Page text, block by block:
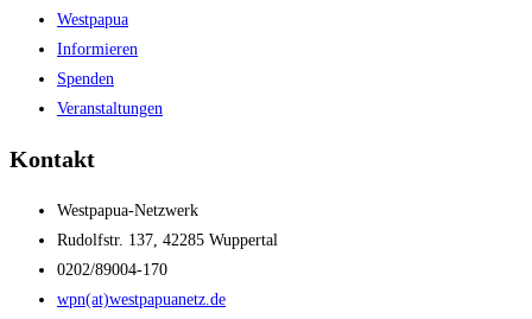
Westpapua
Informieren
Spenden
Veranstaltungen
Kontakt
Westpapua-Netzwerk
Rudolfstr. 137, 42285 Wuppertal
0202/89004-170
wpn(at)westpapuanetz.de